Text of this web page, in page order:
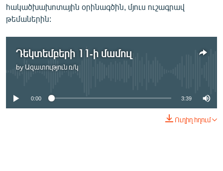
ՏԵՍԱՆՅՈՒԹԵՐ
ԲԱՆԱՎԵՃ
ՓՈԴՔԱՍԹ
English
հակածխախոտային օրինագծին, մյուս ուշագրավ
թեմաներին:
Դեկտեմբերի 11-ի մամուլ
by Ազատություն ռ/կ
No media source currently available
0:00 3:39
Ուղիղ հղում